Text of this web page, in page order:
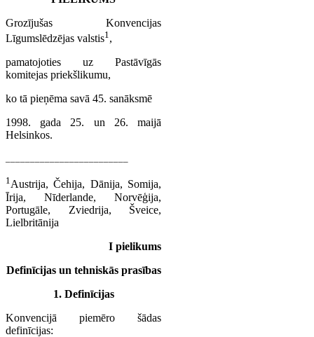
Grozījušas Konvencijas
Līgumslēdzējas valstis1,
pamatojoties uz Pastāvīgās
komitejas priekšlikumu,
ko tā pieņēma savā 45. sanāksmē
1998. gada 25. un 26. maijā
Helsinkos.
1Austrija, Čehija, Dānija, Somija,
Īrija, Nīderlande, Norvēģija,
Portugāle, Zviedrija, Šveice,
Lielbritānija
I pielikums
Definīcijas un tehniskās prasības
1. Definīcijas
Konvencijā piemēro šādas
definīcijas: